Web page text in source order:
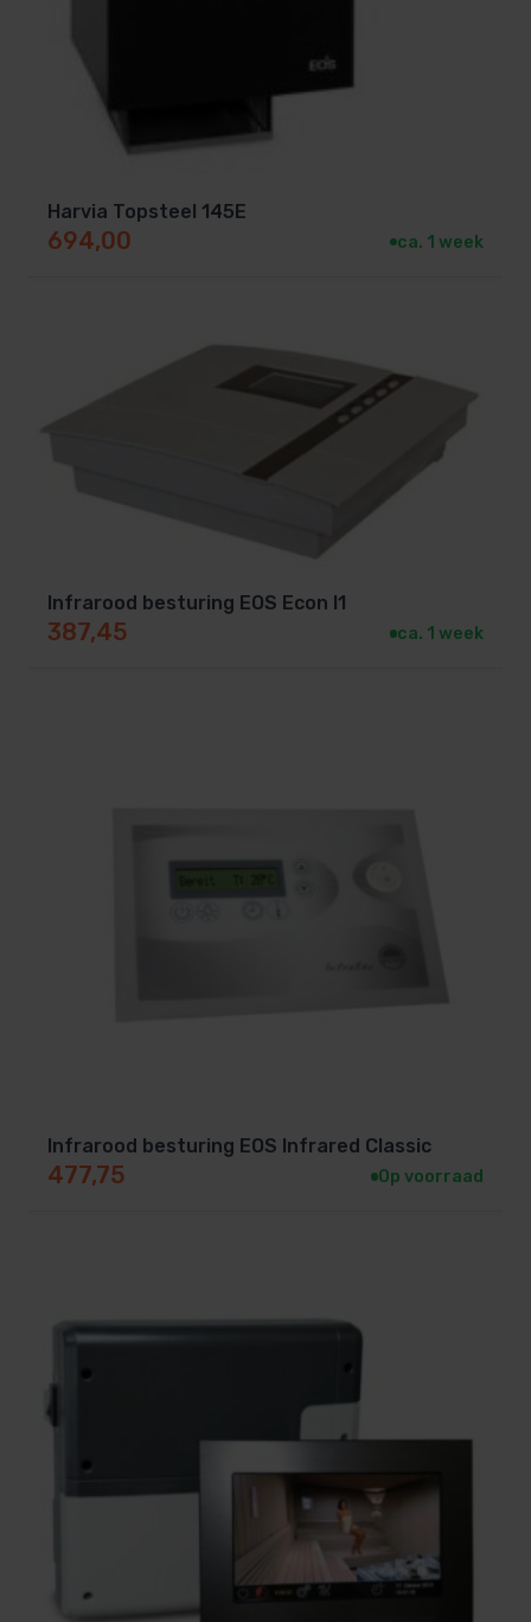
Harvia Topsteel 145E
694,00 ca. 1 week
Infrarood besturing EOS Econ I1
387,45 ca. 1 week
Infrarood besturing EOS Infrared Classic
477,75 Op voorraad